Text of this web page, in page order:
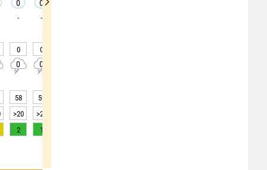
0 0
- -
0 0
0 0
58 59
>20 >20
2 1